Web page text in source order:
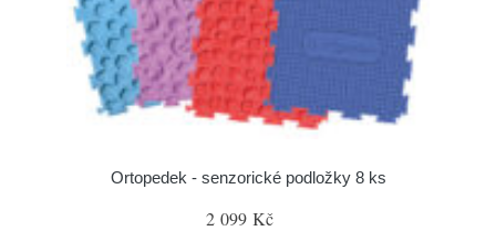
Ortopedek - senzorické podložky 8 ks
2 099 Kč